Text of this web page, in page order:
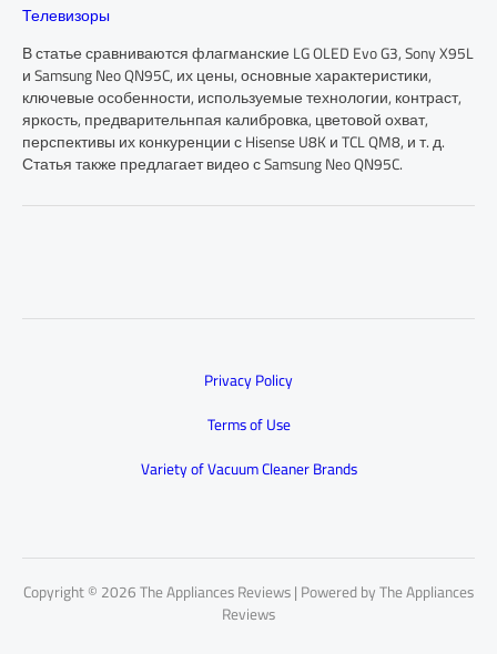
Телевизоры
В статье сравниваются флагманские LG OLED Evo G3, Sony X95L
и Samsung Neo QN95C, их цены, основные характеристики,
ключевые особенности, используемые технологии, контраст,
яркость, предварительнпая калибровка, цветовой охват,
перспективы их конкуренции с Hisense U8K и TCL QM8, и т. д.
Статья также предлагает видео с Samsung Neo QN95C.
Privacy Policy
Terms of Use
Variety of Vacuum Cleaner Brands
Copyright © 2026 The Appliances Reviews | Powered by The Appliances
Reviews